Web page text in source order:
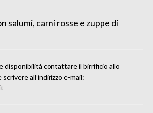
salumi, carni rosse e zuppe di
disponibilità contattare il birrificio allo
all’indirizzo e-mail: